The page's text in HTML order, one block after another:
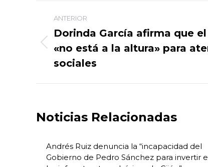
Navegación
entre
publicaciones
ANTERIOR
Publicación
anterior:
Dorinda García afirma que
«no está a la altura» para
sociales
Noticias Relacionadas
Andrés Ruiz denuncia la “incapacidad del
Gobierno de Pedro Sánchez para invertir